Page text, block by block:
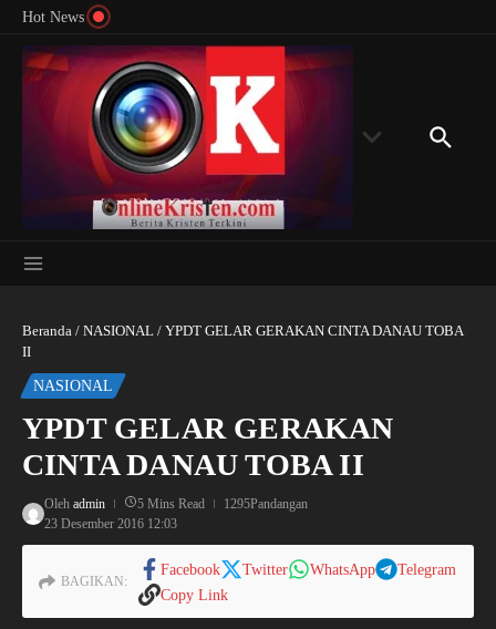
Lewati ke konten
Hot News
Beranda / NASIONAL / YPDT GELAR GERAKAN CINTA DANAU TOBA
II
NASIONAL
YPDT GELAR GERAKAN
CINTA DANAU TOBA II
Oleh admin 5 Mins Read
1295Pandangan
23 Desember 2016 12:03
BAGIKAN:
Facebook Twitter WhatsApp
Telegram
Copy Link